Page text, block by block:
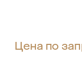
Цена по